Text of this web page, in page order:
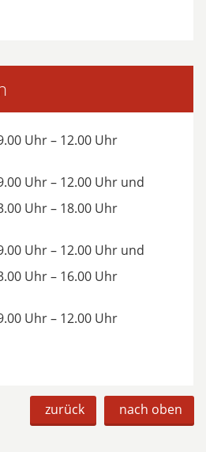
Uhr – 12.00 Uhr
Uhr – 12.00 Uhr und
Uhr – 18.00 Uhr
Uhr – 12.00 Uhr und
Uhr – 16.00 Uhr
Uhr – 12.00 Uhr
zurück nach oben